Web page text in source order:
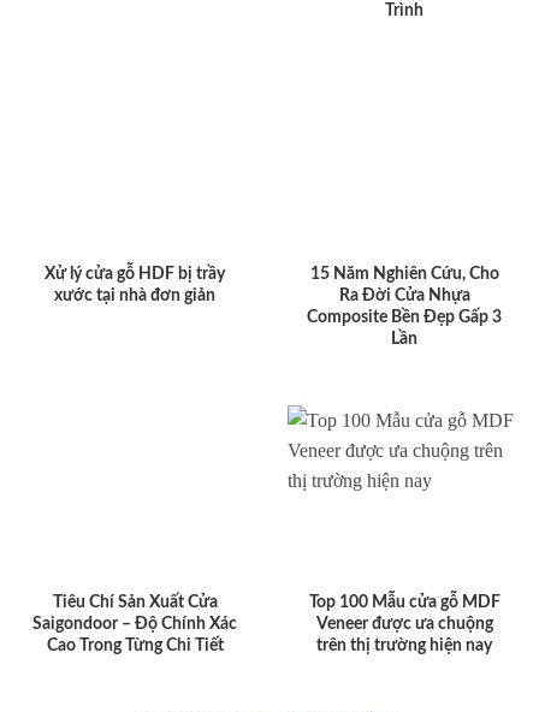
Trình
Xử lý cửa gỗ HDF bị trầy
xước tại nhà đơn giản
15 Năm Nghiên Cứu, Cho
Ra Đời Cửa Nhựa
Composite Bền Đẹp Gấp 3
Lần
Tiêu Chí Sản Xuất Cửa
Saigondoor – Độ Chính Xác
Cao Trong Từng Chi Tiết
Top 100 Mẫu cửa gỗ MDF
Veneer được ưa chuộng
trên thị trường hiện nay